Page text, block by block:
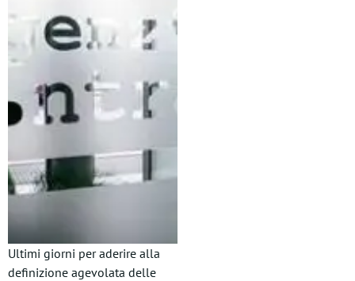
Ultimi giorni per aderire alla
definizione agevolata delle